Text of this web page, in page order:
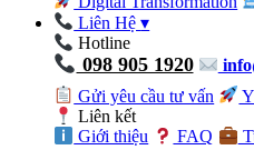
Liên Hệ▾
Hotline
098 905 1920
Gửi yêu cầu tư vấn
Liên kết
Giới thiệu
FAQ